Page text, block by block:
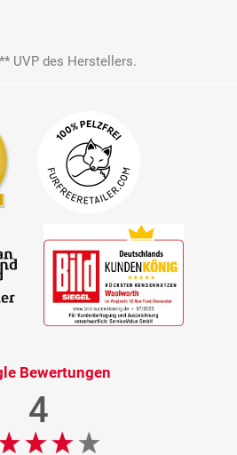
UVP des Herstellers.
Bewertungen
4